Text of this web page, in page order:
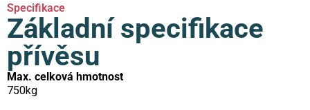
Specifikace
Základní specifikace
přívěsu
Max. celková hmotnost
750kg